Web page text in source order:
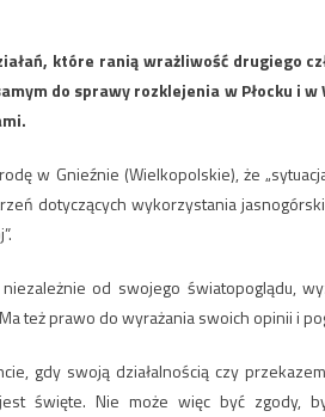
które ranią wrażliwość drugiego
do sprawy rozklejenia w Płocku i
w Gnieźnie (Wielkopolskie), że
dotyczących wykorzystania
od swojego światopoglądu,
też prawo do wyrażania swoich opinii i
gdy swoją działalnością czy
święte. Nie może więc być zgody,